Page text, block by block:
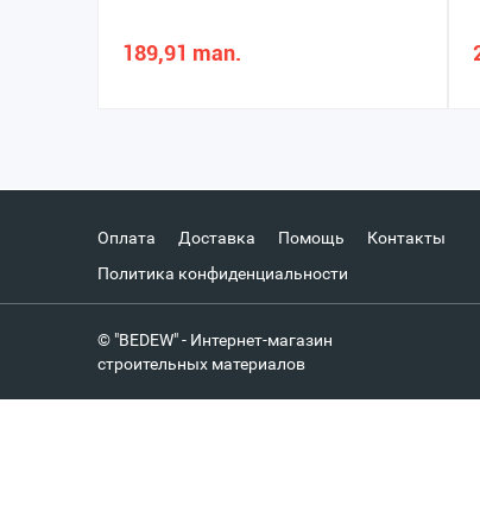
189,91 man.
Оплата Доставка Помощь
Контакты
Политика конфиденциальности
© "BEDEW" - Интернет-магазин
строительных материалов